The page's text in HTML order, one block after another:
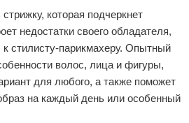
которая подчеркнет
недостатки своего обладателя,
к стилисту-парикмахеру. Опытный
волос, лица и фигуры,
для любого, а также поможет
на каждый день или особенный